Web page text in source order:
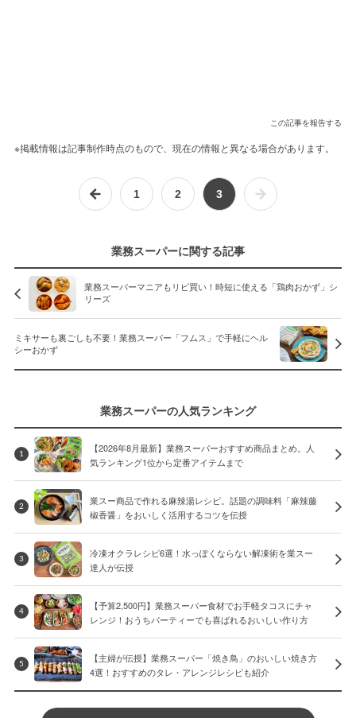
この記事を報告する
※掲載情報は記事制作時点のもので、現在の情報と異なる場合があります。
1 2 3
業務スーパーに関する記事
業務スーパーマニアもリピ買い！時短に使える「鶏肉おかず」シ
リーズ
ミキサーも裏ごしも不要！業務スーパー「フムス」で手軽にヘル
シーおかず
業務スーパーの人気ランキング
1
【2026年8月最新】業務スーパーおすすめ商品まとめ。人
気ランキング1位から定番アイテムまで
2
業スー商品で作れる麻辣湯レシピ。話題の調味料「麻辣藤
椒香醤」をおいしく活用するコツを伝授
3
冷凍オクラレシピ6選！水っぽくならない解凍術を業スー
達人が伝授
4
【予算2,500円】業務スーパー食材でお手軽タコスにチャ
レンジ！おうちパーティーでも喜ばれるおいしい作り方
5
【主婦が伝授】業務スーパー「焼き鳥」のおいしい焼き方
4選！おすすめのタレ・アレンジレシピも紹介